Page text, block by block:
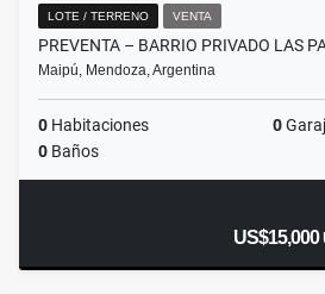
LOTE / TERRENO VENTA
PREVENTA – BARRIO PRIVADO LAS
Maipú, Mendoza, Argentina
0 Habitaciones 0
0 Baños
US$15,000